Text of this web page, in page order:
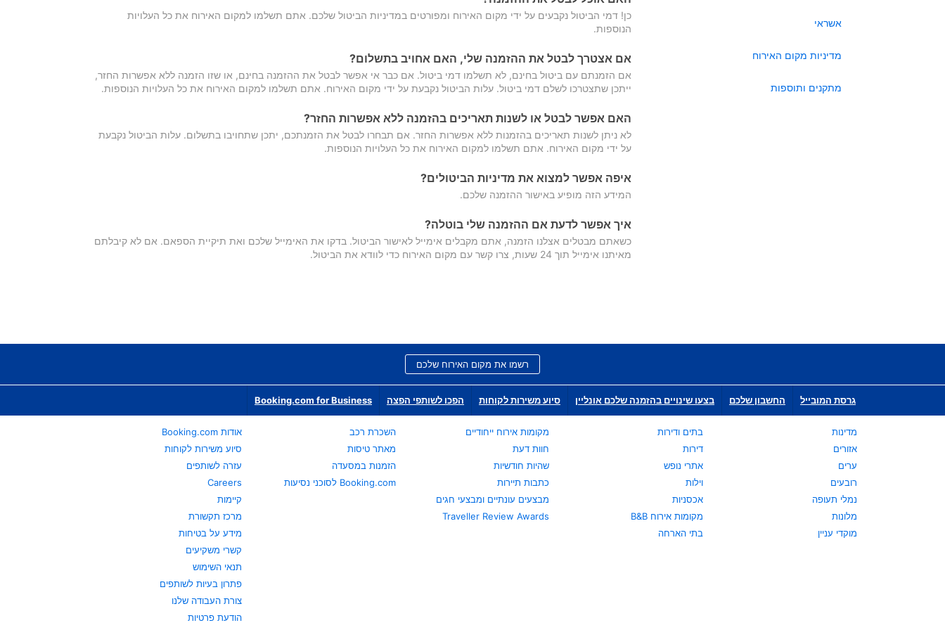
אשראי
מדיניות מקום האירוח
מתקנים ותוספות
כן! דמי הביטול נקבעים על ידי מקום האירוח ומפורטים במדיניות הביטול שלכם. אתם תשלמו למקום האירוח את כל העלויות
הנוספות.
אם אצטרך לבטל את ההזמנה שלי, האם אחויב בתשלום?
אם הזמנתם עם ביטול בחינם, לא תשלמו דמי ביטול. אם כבר אי אפשר לבטל את ההזמנה בחינם, או שזו הזמנה ללא אפשרות החזר,
ייתכן שתצטרכו לשלם דמי ביטול. עלות הביטול נקבעת על ידי מקום האירוח. אתם תשלמו למקום האירוח את כל העלויות הנוספות.
האם אפשר לבטל או לשנות תאריכים בהזמנה ללא אפשרות החזר?
לא ניתן לשנות תאריכים בהזמנות ללא אפשרות החזר. אם תבחרו לבטל את הזמנתכם, יתכן שתחויבו בתשלום. עלות הביטול נקבעת
על ידי מקום האירוח. אתם תשלמו למקום האירוח את כל העלויות הנוספות.
איפה אפשר למצוא את מדיניות הביטולים?
המידע הזה מופיע באישור ההזמנה שלכם.
איך אפשר לדעת אם ההזמנה שלי בוטלה?
כשאתם מבטלים אצלנו הזמנה, אתם מקבלים אימייל לאישור הביטול. בדקו את האימייל שלכם ואת תיקיית הספאם. אם לא קיבלתם
מאיתנו אימייל תוך 24 שעות, צרו קשר עם מקום האירוח כדי לוודא את הביטול.
רשמו את מקום האירוח שלכם
גרסת המובייל החשבון שלכם בצעו שינויים בהזמנה שלכם אונליין סיוע משירות לקוחות הפכו לשותפי הפצה Booking.com for Business
מדינות
אזורים
ערים
רובעים
נמלי תעופה
מלונות
מוקדי עניין
בתים ודירות
דירות
אתרי נופש
וילות
אכסניות
מקומות אירוח B&B
בתי הארחה
מקומות אירוח ייחודיים
חוות דעת
שהיות חודשיות
כתבות תיירות
מבצעים עונתיים ומבצעי חגים
Traveller Review Awards
השכרת רכב
מאתר טיסות
הזמנות במסעדה
Booking.com לסוכני נסיעות
אודות Booking.com
סיוע משירות לקוחות
עזרה לשותפים
Careers
קיימות
מרכז תקשורת
מידע על בטיחות
קשרי משקיעים
תנאי השימוש
פתרון בעיות לשותפים
צורת העבודה שלנו
הודעת פרטיות